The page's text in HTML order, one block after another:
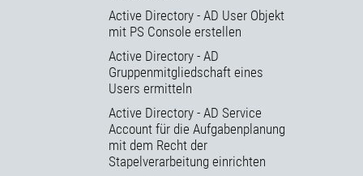
Active Directory - AD User Objekt
mit PS Console erstellen
Active Directory - AD
Gruppenmitgliedschaft eines
Users ermitteln
Active Directory - AD Service
Account für die Aufgabenplanung
mit dem Recht der
Stapelverarbeitung einrichten